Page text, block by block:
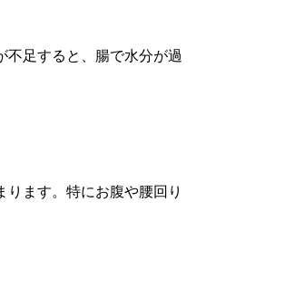
不足すると、腸で水分が過
ます。特にお腹や腰回り